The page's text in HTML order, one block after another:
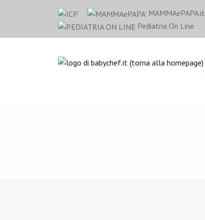
MAMMAePAPA.it
Pediatria On Line